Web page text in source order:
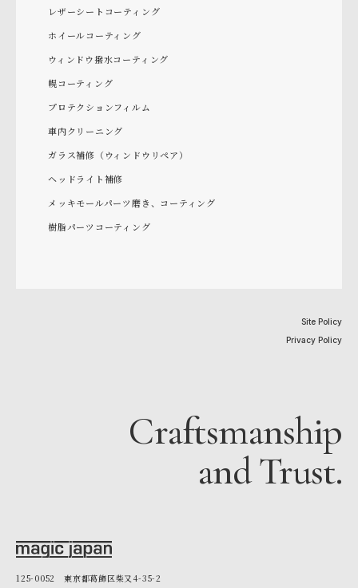
レザーシートコーティング
ホイールコーティング
ウィンドウ撥水コーティング
幌コーティング
プロテクションフィルム
車内クリーニング
ガラス補修（ウィンドウリペア）
ヘッドライト補修
メッキモールパーツ磨き、コーティング
樹脂パーツコーティング
Site Policy
Privacy Policy
Craftsmanship
and Trust.
125-0052 東京都葛飾区柴又4-35-2